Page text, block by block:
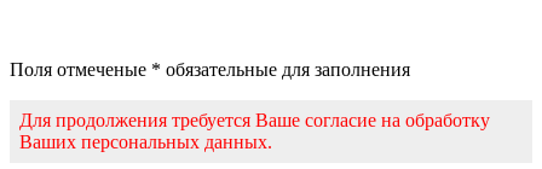
Поля отмеченые * обязательные для заполнения
Для продолжения требуется Ваше согласие на обработку
Ваших персональных данных.